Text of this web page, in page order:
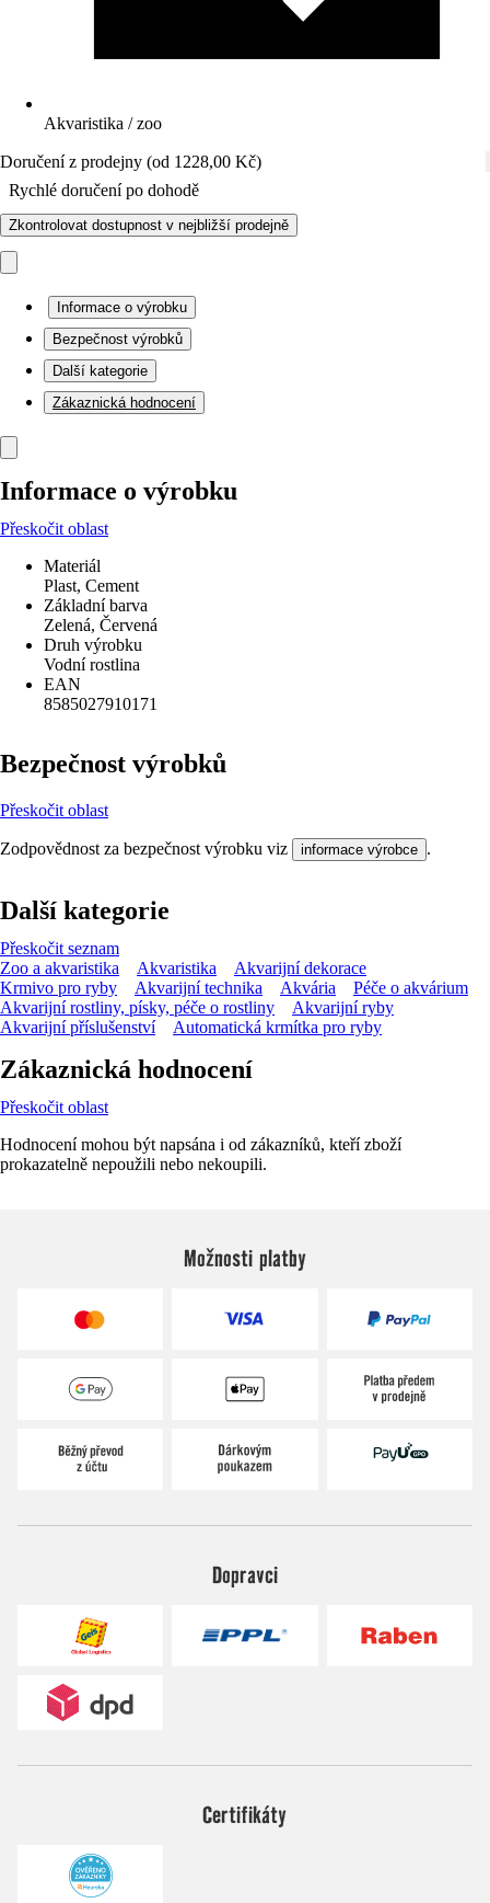
Akvaristika / zoo
Doručení z prodejny (od 1228,00 Kč)
Rychlé doručení po dohodě
Zkontrolovat dostupnost v nejbližší prodejně
Informace o výrobku
Bezpečnost výrobků
Další kategorie
Zákaznická hodnocení
Informace o výrobku
Přeskočit oblast
Materiál
Plast, Cement
Základní barva
Zelená, Červená
Druh výrobku
Vodní rostlina
EAN
8585027910171
Bezpečnost výrobků
Přeskočit oblast
Zodpovědnost za bezpečnost výrobku viz informace výrobce .
Další kategorie
Přeskočit seznam
Zoo a akvaristika
Akvaristika
Akvarijní dekorace
Krmivo pro ryby
Akvarijní technika Akvária
Péče o akvárium
Akvarijní rostliny, písky, péče o rostliny
Akvarijní ryby
Akvarijní příslušenství
Automatická krmítka pro ryby
Zákaznická hodnocení
Přeskočit oblast
Hodnocení mohou být napsána i od zákazníků, kteří zboží
prokazatelně nepoužili nebo nekoupili.
Možnosti platby
Dopravci
Certifikáty